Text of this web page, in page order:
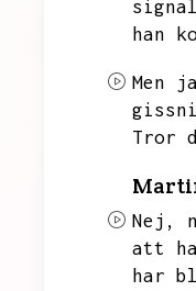
han
Men
Tror
Nej,
att
har